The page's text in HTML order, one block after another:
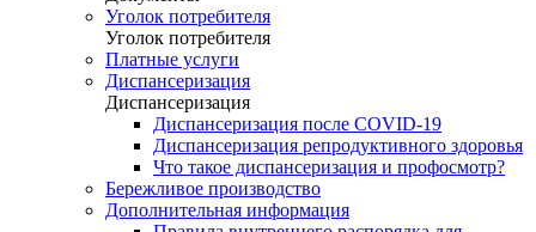
Уголок потребителя
Уголок потребителя
Платные услуги
Диспансеризация
Диспансеризация
Диспансеризация после COVID-19
Диспансеризация репродуктивного здоровья
Что такое диспансеризация и профосмотр?
Бережливое производство
Дополнительная информация